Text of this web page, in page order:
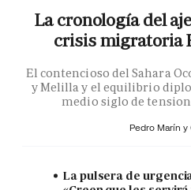
La cronología del
crisis migratoria
El contencioso del Sahara
y Melilla y el equilibrio
medio siglo de
Pedro Marín y
La pulsera de